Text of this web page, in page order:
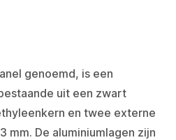
genoemd, is een
uit een zwart
en twee externe
mm. De aluminiumlagen zijn